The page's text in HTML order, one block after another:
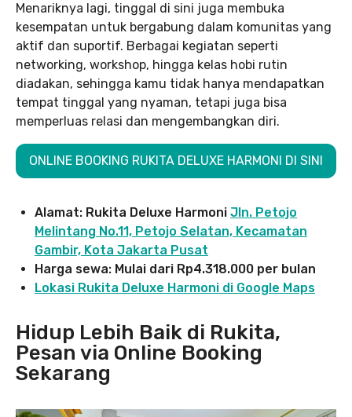
Menariknya lagi, tinggal di sini juga membuka
kesempatan untuk bergabung dalam komunitas yang
aktif dan suportif. Berbagai kegiatan seperti
networking, workshop, hingga kelas hobi rutin
diadakan, sehingga kamu tidak hanya mendapatkan
tempat tinggal yang nyaman, tetapi juga bisa
memperluas relasi dan mengembangkan diri.
ONLINE BOOKING RUKITA DELUXE HARMONI DI SINI
Alamat: Rukita Deluxe Harmoni Jln. Petojo
Melintang No.11, Petojo Selatan, Kecamatan
Gambir, Kota Jakarta Pusat
Harga sewa: Mulai dari Rp4.318.000 per bulan
Lokasi Rukita Deluxe Harmoni di Google Maps
Hidup Lebih Baik di Rukita,
Pesan via Online Booking
Sekarang